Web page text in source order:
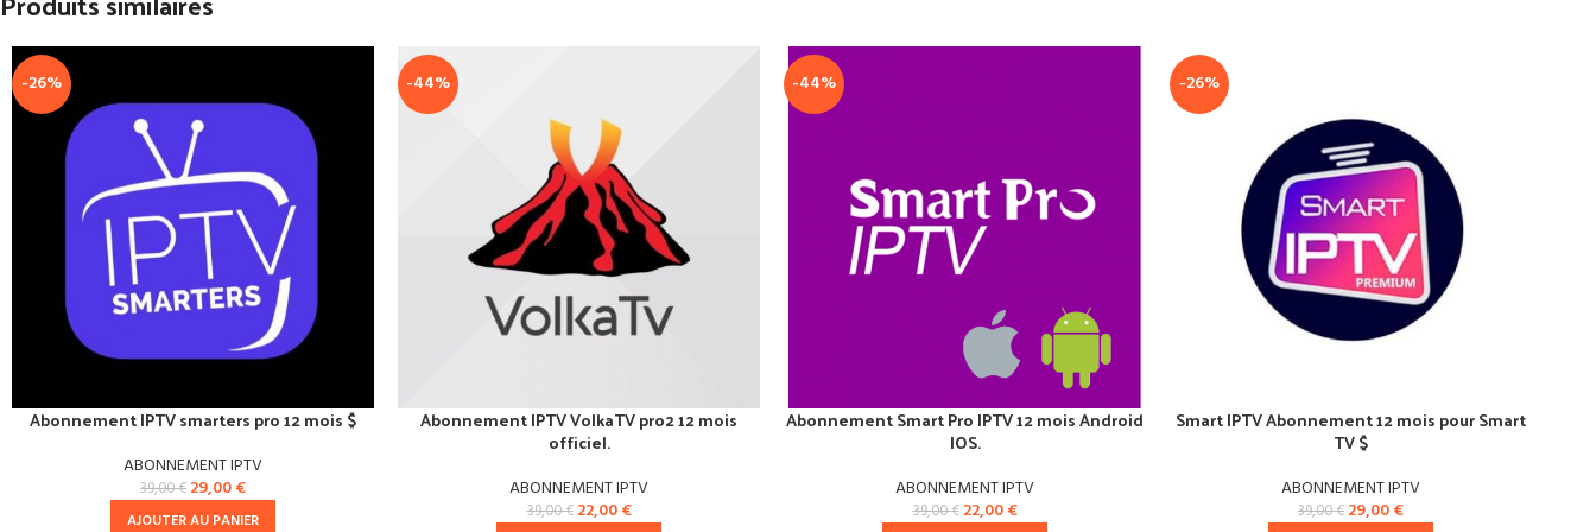
-26%
Abonnement IPTV smarters pro 12 mois $
ABONNEMENT IPTV
39,00€ 29,00€
AJOUTER AU PANIER
-44%
Abonnement IPTV VolkaTV pro2 12 mois
officiel.
ABONNEMENT IPTV
39,00€ 22,00€
-44%
Abonnement Smart Pro IPTV 12 mois Android
IOS.
ABONNEMENT IPTV
39,00€ 22,00€
-26%
Smart IPTV Abonnement 12 mois pour Smart
TV $
ABONNEMENT IPTV
39,00€ 29,00€